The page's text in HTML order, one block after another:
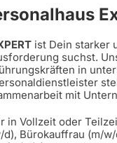
ist Dein starker
suchst.
in
mit
in Vollzeit oder
Bürokauffrau (m/